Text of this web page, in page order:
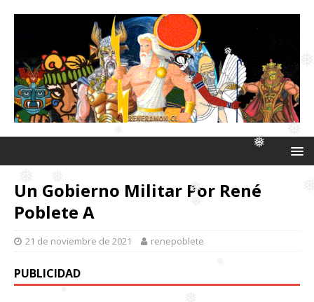
❅
❅
❅
❅
❅
❅
❅
❅
❅
Un Gobierno Militar Por René
Poblete A
21 de noviembre de 2021 renepoblete
PUBLICIDAD